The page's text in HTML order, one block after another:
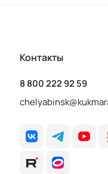
Контакты
8 800 222 92 59